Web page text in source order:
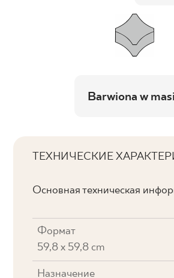
Barwiona w
ТЕХНИЧЕСКИЕ
Основная техническая
Формат
59,8 x 59,8 cm
Назначение